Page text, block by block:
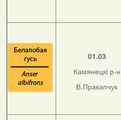
01.03
Камянецкі р-н
В.Пракапчук